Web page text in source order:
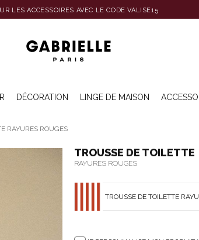
LES ACCESSOIRES AVEC LE CODE VALISE15
DÉCORATION LINGE DE MAISON
RAYURES ROUGES
TROUSSE DE TOILETTE
RAYURES ROUGES
TROUSSE DE TOILETTE